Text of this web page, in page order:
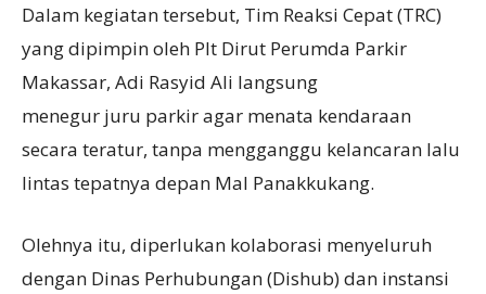
Dalam kegiatan tersebut, Tim Reaksi Cepat (TRC)
yang dipimpin oleh Plt Dirut Perumda Parkir
Makassar, Adi Rasyid Ali langsung
menegur juru parkir agar menata kendaraan
secara teratur, tanpa mengganggu kelancaran lalu
lintas tepatnya depan Mal Panakkukang.
Olehnya itu, diperlukan kolaborasi menyeluruh
dengan Dinas Perhubungan (Dishub) dan instansi